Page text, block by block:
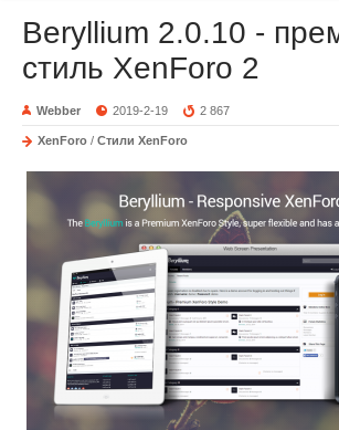
Beryllium 2.0.10 -
стиль XenForo 2
Webber 2019-2-19 2 867
XenForo / Стили XenForo